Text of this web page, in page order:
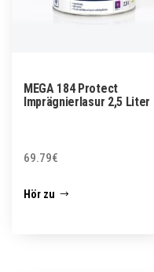
MEGA 184 Protect
Imprägnierlasur 2,5 Liter
69.79€
Hör zu